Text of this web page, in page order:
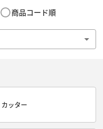
商品コード順
カッター